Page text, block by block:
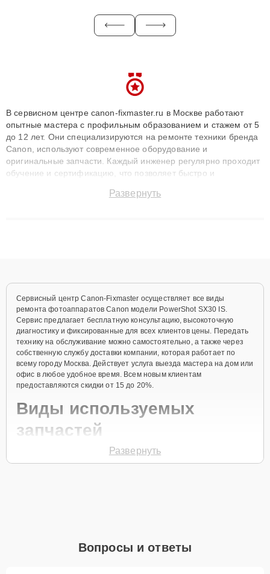
В сервисном центре canon-fixmaster.ru в Москве работают
опытные мастера с профильным образованием и стажем от 5
до 12 лет. Они специализируются на ремонте техники бренда
Canon, используют современное оборудование и
оригинальные запчасти. Каждый инженер регулярно проходит
обучение и сертификацию, что позволяет быстро и
сохранением гарантии до 3 лет. Наши мастера решают
Развернуть
Сервисный центр Canon-Fixmaster осуществляет все виды
ремонта фотоаппаратов Canon модели PowerShot SX30 IS.
Сервис предлагает бесплатную консультацию, высокоточную
диагностику и фиксированные для всех клиентов цены. Передать
технику на обслуживание можно самостоятельно, а также через
собственную службу доставки компании, которая работает по
всему городу Москва. Действует услуга выезда мастера на дом или
офис в любое удобное время. Всем новым клиентам
предоставляются скидки от 15 до 20%.
Виды используемых
запчастей
Для ремонта фотоаппарата модели PowerShot SX30 IS
активное использование устройства дольше
Развернуть
Вопросы и ответы